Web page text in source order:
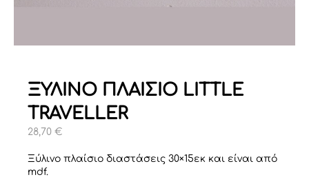
ΞΥΛΙΝΟ ΠΛΑΙΣΙΟ LITTLE
TRAVELLER
28,70 €
Ξύλινο πλαίσιο διαστάσεις 30×15εκ και είναι από
mdf.